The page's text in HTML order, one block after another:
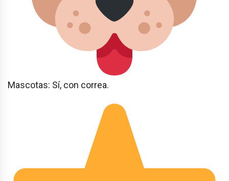
Mascotas: Sí, con correa.